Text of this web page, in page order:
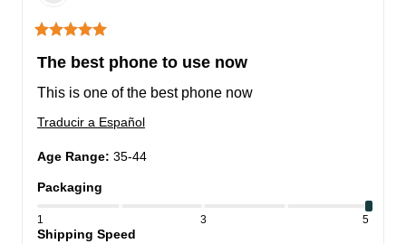
The best phone to use now
This is one of the best phone now
Traducir a Español
Age Range: 35-44
Packaging
1 3 5
Shipping Speed